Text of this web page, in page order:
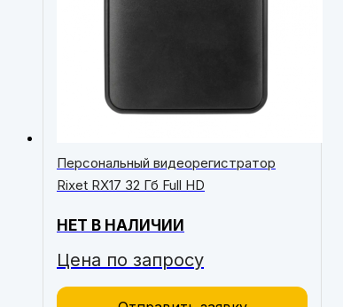
Цена по запросу
Персональный видеорегистратор
Rixet RX17 32 Гб Full HD
НЕТ В НАЛИЧИИ